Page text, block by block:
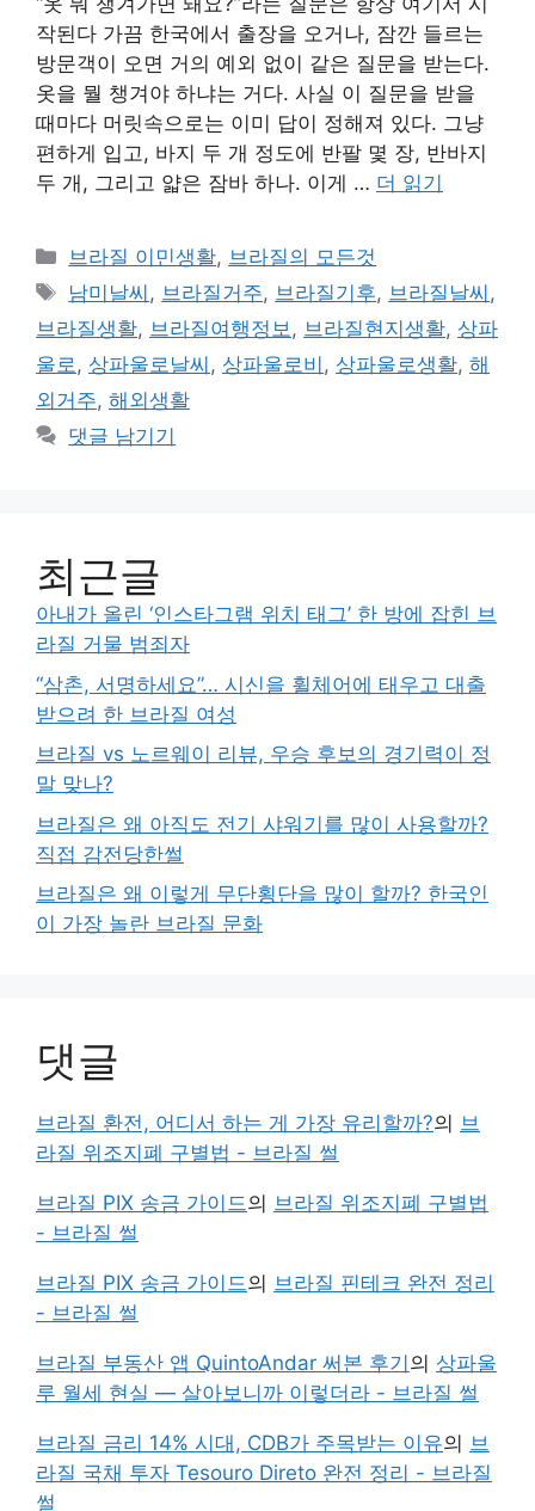
작된다 가끔 한국에서 출장을 오거나, 잠깐 들르는
방문객이 오면 거의 예외 없이 같은 질문을 받는다.
옷을 뭘 챙겨야 하냐는 거다. 사실 이 질문을 받을
때마다 머릿속으로는 이미 답이 정해져 있다. 그냥
편하게 입고, 바지 두 개 정도에 반팔 몇 장, 반바지
두 개, 그리고 얇은 잠바 하나. 이게 … 더 읽기
카
테
리
브라질 이민생활, 브라질의 모든것
태
그
남미날씨 , 브라질거주, 브라질기후, 브라질날씨 ,
브라질생활, 브라질여행정보, 브라질현지생활, 상파
울로, 상파울로날씨 , 상파울로비 , 상파울로생활, 해
외거주, 해외생활
댓글 남기기
최근글
아내가 올린 ‘인스타그램 위치 태그’ 한 방에 잡힌 브
라질 거물 범죄자
“삼촌, 서명하세요”… 시신을 휠체어에 태우고 대출
받으려 한 브라질 여성
브라질 vs 노르웨이 리뷰, 우승 후보의 경기력이 정
말 맞나?
브라질은 왜 아직도 전기 샤워기를 많이 사용할까?
직접 감전당한썰
브라질은 왜 이렇게 무단횡단을 많이 할까? 한국인
이 가장 놀란 브라질 문화
댓글
브라질 환전, 어디서 하는 게 가장 유리할까?의 브
라질 위조지폐 구별법 - 브라질 썰
브라질 PIX 송금 가이드의 브라질 위조지폐 구별법
- 브라질 썰
브라질 PIX 송금 가이드의 브라질 핀테크 완전 정리
- 브라질 썰
브라질 부동산 앱 QuintoAndar 써본 후기 의 상파울
루 월세 현실 — 살아보니까 이렇더라 - 브라질 썰
브라질 금리 14% 시대, CDB가 주목받는 이유의 브
라질 국채 투자 Tesouro Direto 완전 정리 - 브라질
썰